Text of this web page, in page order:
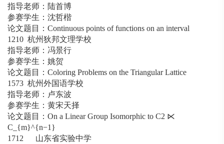
指导老师：陆首博
参赛学生：沈哲楷
论文题目：Continuous points of functions on an interval
1210 杭州狄邦文理学校
指导老师：冯景行
参赛学生：姚贺
论文题目：Coloring Problems on the Triangular Lattice
1573 杭州外国语学校
指导老师：卢东波
参赛学生：黄宋天择
论文题目：On a Linear Group Isomorphic to C2 ⋉
C_{m}^{n−1}
1712 山东省实验中学